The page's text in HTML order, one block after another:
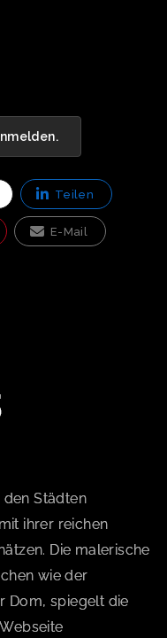
Teilen
E-Mail
Städten
ihrer reichen
Die malerische
wie der
Dom, spiegelt die